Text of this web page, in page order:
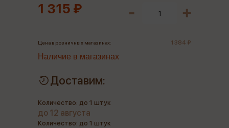
1 315 ₽
Цена в розничных магазинах: 1 384 ₽
Наличие в магазинах
Доставим:
Количество: до 1 штук
до 12 августа
Количество: до 1 штук